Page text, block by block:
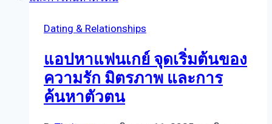
Dating & Relationships
แอปหาแฟนเกย์ จุดเริ่มต้นของ
ความรัก มิตรภาพ และการ
ค้นหาตัวตน